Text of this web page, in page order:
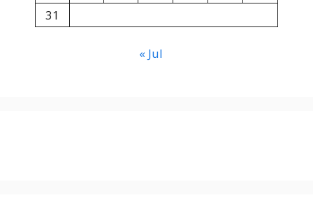
31
« Jul